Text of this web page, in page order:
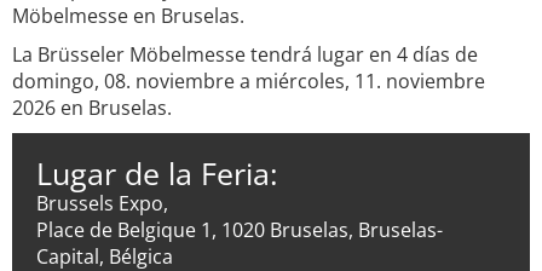
Möbelmesse en Bruselas.
La Brüsseler Möbelmesse tendrá lugar en 4 días de
domingo, 08. noviembre a miércoles, 11. noviembre
2026 en Bruselas.
Lugar de la Feria:
Brussels Expo,
Place de Belgique 1, 1020 Bruselas, Bruselas-
Capital, Bélgica